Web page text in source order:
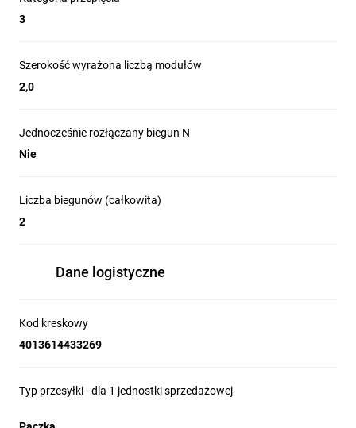
3
Szerokość wyrażona liczbą modułów
2,0
Jednocześnie rozłączany biegun N
Nie
Liczba biegunów (całkowita)
2
Dane logistyczne
Kod kreskowy
4013614433269
Typ przesyłki - dla 1 jednostki sprzedażowej